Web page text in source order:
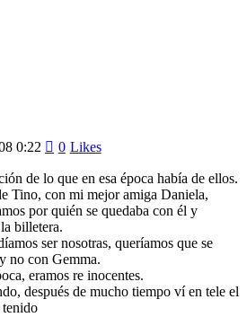
0:22 0 Likes
de lo que en esa época había de ellos.
Tino, con mi mejor amiga Daniela,
por quién se quedaba con él y
billetera.
ser nosotras, queríamos que se
no con Gemma.
eramos re inocentes.
después de mucho tiempo ví en tele el
tenido